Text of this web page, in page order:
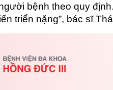
bệnh theo quy
triển nặng”, bác sĩ